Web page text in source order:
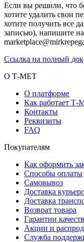
Если вы решили, что
хотите удалить свои
хотите получить все
записью), напишите
Ссылка на полный
О Т-МЕТ
О платформе
Как работает
Контакты
Реквизиты
FAQ
Покупателям
Как оформить
Способы оплаты
Самовывоз
Доставка
Доставка
Возврат товара
Гарантии
Акции и
Служба